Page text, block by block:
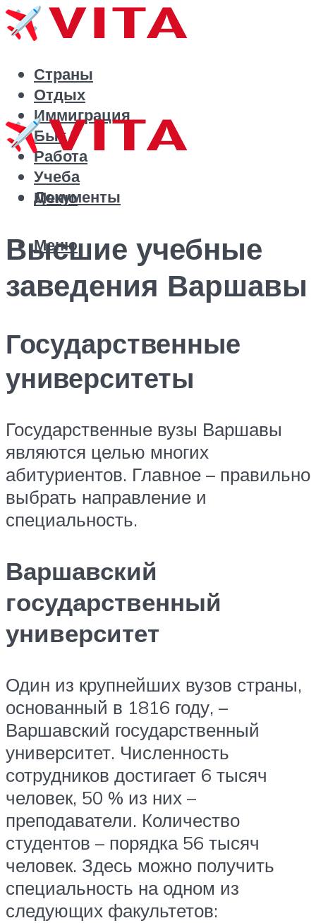
Страны
Отдых
Иммиграция
Быт
Работа
Учеба
Документы
Меню
Меню
Высшие учебные
заведения Варшавы
Государственные
университеты
Государственные вузы Варшавы
являются целью многих
абитуриентов. Главное – правильно
выбрать направление и
специальность.
Варшавский
государственный
университет
Один из крупнейших вузов страны,
основанный в 1816 году, –
Варшавский государственный
университет. Численность
сотрудников достигает 6 тысяч
человек, 50 % из них –
преподаватели. Количество
студентов – порядка 56 тысяч
человек. Здесь можно получить
специальность на одном из
следующих факультетов: